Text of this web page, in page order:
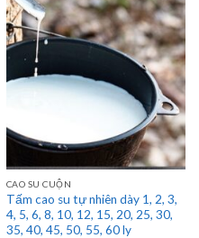
CAO SU CUỘN
Tấm cao su tự nhiên dày 1, 2, 3,
4, 5, 6, 8, 10, 12, 15, 20, 25, 30,
35, 40, 45, 50, 55, 60 ly